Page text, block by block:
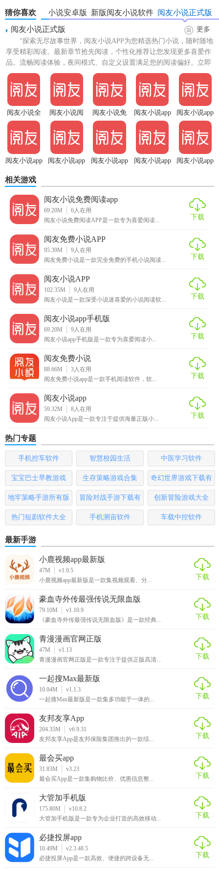
阅友小说app免费版技巧
1. 智能推荐：根据用户的阅读历史和偏好，智能推荐相似或
相关书籍。
2. 书签功能：支持添加书签，方便下次继续阅读。
3. 离线下载：支持Wi-Fi环境下预下载章节，便于无网络时阅
读。
5. 阅读进度同步：跨设备同步阅读进度，无论在哪个设备上
都能无缝衔接。
阅友小说app免费版亮点
1. 无广告打扰：提供纯净的阅读环境，减少广告干扰。
2. 多源整合：整合多个小说网站资源，确保书籍丰富性。
3. 语音朗读：支持语音朗读功能，解放双手，享受听书乐
趣。
4. 社区互动：构建书友交流圈，分享阅读感受，发现更多好
书。
5. 书单推荐：定期推送精选书单，帮助用户发现新书。
1. 下载安装：从官方渠道下载阅友小说app并安装至手机或平
板。
2. 注册登录：使用手机号或第三方账号登录，享受更多个性
化服务。
3. 搜索书籍：在搜索框输入关键词，快速找到目标书籍。
4. 阅读体验：选择喜欢的书籍开始阅读，调整阅读设置以获
5. 分享互动：在书友社区发表书评、分享书单，与其他读者
互动交流。
阅友小说app免费版点评
阅友小说app免费版以其丰富的资源、贴心的功能和良好的用
户体验赢得了众多读者的喜爱。无论是喜欢经典文学还是追
求新鲜故事的用户，都能在这里找到属于自己的精神食粮。
其纯净的阅读环境、智能的推荐系统以及活跃的社区氛围，
使得这款应用成为小说爱好者的不二之选。
猜你喜欢 阅友小说正式版
新版阅友小说软件
阅友小说安卓版
阅友小说正式版
更多
"探索无尽故事世界，阅友小说APP为您精选热门小说，随时随地
享受精彩阅读。最新章节抢先阅读，个性化推荐让您发现更多喜爱作
品。流畅阅读体验，夜间模式、自定义设置满足您的阅读偏好。立即
下载阅友小说正式版，...
阅友小说全
文阅读app
阅友小说阅
读器app
阅友小说免
费阅读app
阅友小说app
正式版
阅友小说app
手机版
阅友小说app
阅友小说app
阅友小说app
阅友小说app
阅友小说app
相关游戏
阅友小说免费阅读app
69.20M 6 人在用
阅友小说免费阅读APP是一款专为喜爱阅读...
下载
阅友免费小说APP
95.39M 9 人在用
阅友免费小说是一款完全免费的手机小说阅读...
下载
阅友小说APP
102.35M 9 人在用
阅友小说是一款深受小说迷喜爱的小说阅读软...
下载
阅友小说app手机版
69.20M 9 人在用
阅友小说app手机版是一款专为喜爱阅读小...
下载
阅友免费小说
88.66M 3 人在用
阅友免费小说app是一款手机阅读软件，软...
下载
阅友小说app
59.32M 8 人在用
阅友小说App是一款专注于提供海量正版小...
下载
热门专题
手机控车软件 智慧校园生活 中医学习软件
宝宝巴士早教游戏 生存策略游戏合集
奇幻世界游戏下载有
哪些
地牢策略手游所有版
本
冒险对战手游下载有
哪些
创新冒险游戏大全
热门短剧软件大全 手机测亩软件 车载中控软件
最新手游
小鹿视频app最新版
47M
v1.0.5
小鹿视频app最新版是一款集视频观看、分...
下载
豪血寺外传最强传说无限血版
79.10M
v1.10.9
《豪血寺外传最强传说无限血版》是一款经典...
下载
青漫漫画官网正版
47M
v1.13
青漫漫画官网正版是一款专注于提供正版高清...
下载
一起搜Max最新版
10.04M
v1.1.3
一起搜Max最新版是一款集多功能于一体的...
下载
友邦友享App
204.35M
v6.9.31
友邦友享App是友邦保险集团推出的一款综...
下载
最会买app
31.83M
v3.23
最会买App是一款集购物比价、优惠信息整...
下载
大管加手机版
175.80M
v10.8.2
大管加手机版是一款专为企业打造的高效移动...
下载
必捷投屏app
10.49M
v2.3.48.5
必捷投屏App是一款高效、便捷的跨设备无...
下载